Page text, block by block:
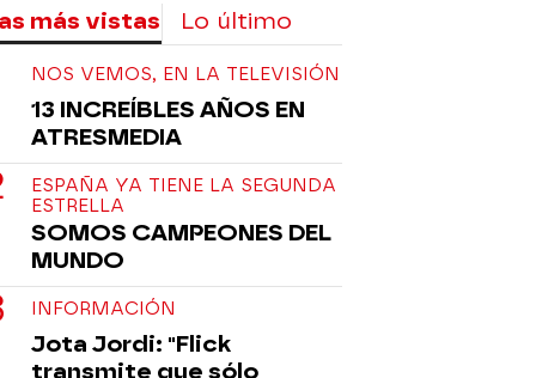
más vistas Lo último
NOS VEMOS, EN LA TELEVISIÓN
13 INCREÍBLES AÑOS EN
ATRESMEDIA
ESPAÑA YA TIENE LA SEGUNDA
ESTRELLA
SOMOS CAMPEONES DEL
MUNDO
INFORMACIÓN
Jota Jordi: "Flick
transmite que sólo